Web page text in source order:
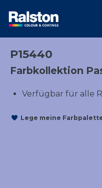
P15440
Farbkollektion
Verfügbar für alle
Lege meine